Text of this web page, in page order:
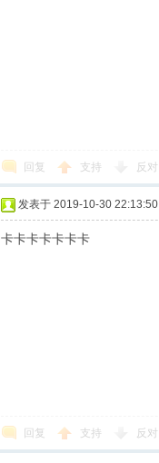
回复 支持 反对
发表于 2019-10-30 22:13:50
卡卡卡卡卡卡卡
回复 支持 反对